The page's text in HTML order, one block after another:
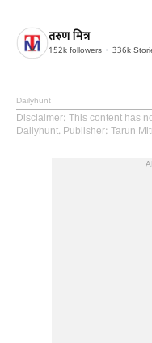
तरुण मित्र
152k followers 336k
Dailyhunt
Disclaimer: This content has
Dailyhunt. Publisher: Tarun